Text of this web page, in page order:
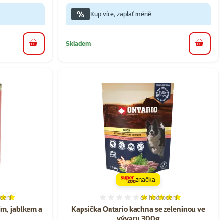
do košíku
% Kup více, zaplať méně
Skladem do
jablkem a
100%, počet hodnocení: 3
Kapsička Ontario kachna se zeleninou ve
Hodnocení 100%, počet
6× hodnocení
značka